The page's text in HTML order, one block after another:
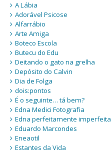
A Lábia
Adorável Psicose
Alfarrábio
Arte Amiga
Boteco Escola
Butecu do Edu
Deitando o gato na grelha
Depósito do Calvin
Dia de Folga
dois:pontos
É o seguinte… tá bem?
Edna Medici Fotografia
Edna perfeitamente imperfeita
Eduardo Marcondes
Eneaotil
Estantes da Vida